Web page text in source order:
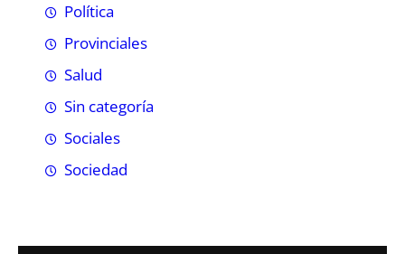
Política
Provinciales
Salud
Sin categoría
Sociales
Sociedad